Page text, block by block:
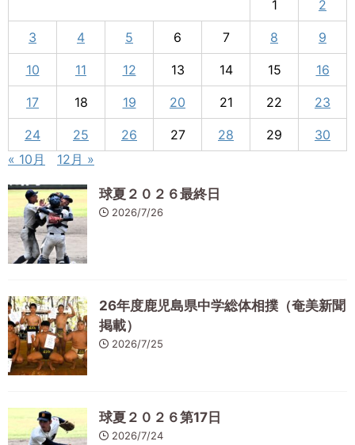
1 2
3 4 5 6 7 8 9
10 11 12 13 14 15 16
17 18 19 20 21 22 23
24 25 26 27 28 29
30
« 10月
12月 »
球夏２０２６最終日
2026/7/26
26年度鹿児島県中学総体相撲（奄美新聞
掲載）
2026/7/25
球夏２０２６第17日
2026/7/24